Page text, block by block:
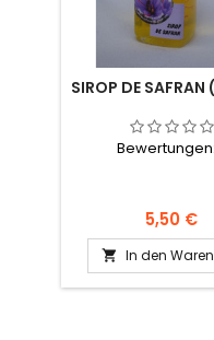
SIROP DE
Bewertungen:
Preis
5,50 €
 In den